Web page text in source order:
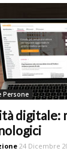
Persone
digitale:
24 Dicembre